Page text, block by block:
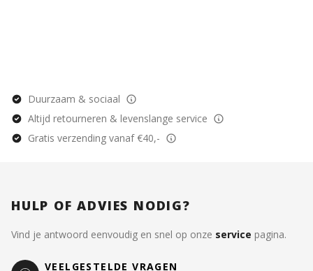
Duurzaam & sociaal
Altijd retourneren & levenslange service
Gratis verzending vanaf €40,-
HULP OF ADVIES NODIG?
Vind je antwoord eenvoudig en snel op onze service pagina.
VEELGESTELDE VRAGEN